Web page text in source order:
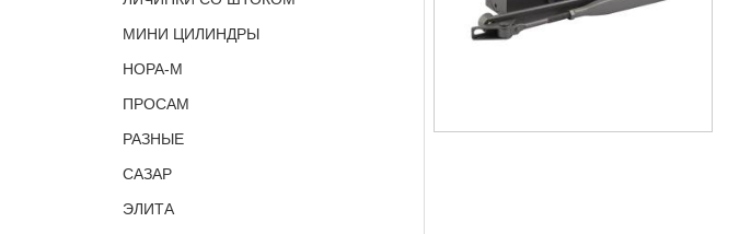
МИНИ ЦИЛИНДРЫ
НОРА-М
ПРОСАМ
РАЗНЫЕ
САЗАР
ЭЛИТА